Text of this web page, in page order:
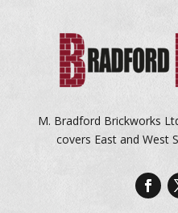
M. Bradford Brickworks
covers East and West